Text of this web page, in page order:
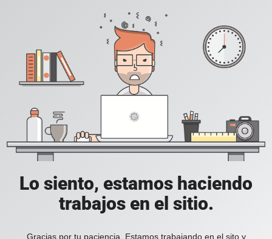
Lo siento, estamos haciendo
trabajos en el sitio.
Gracias por tu paciencia. Estamos trabajando en el sito y